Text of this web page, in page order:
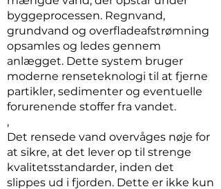
byggeprocessen. Regnvand,
grundvand og overfladeafstrømning
opsamles og ledes gennem
anlægget. Dette system bruger
moderne renseteknologi til at fjerne
partikler, sedimenter og eventuelle
forurenende stoffer fra vandet.
,
Det rensede vand overvåges nøje for
at sikre, at det lever op til strenge
kvalitetsstandarder, inden det
slippes ud i fjorden. Dette er ikke kun